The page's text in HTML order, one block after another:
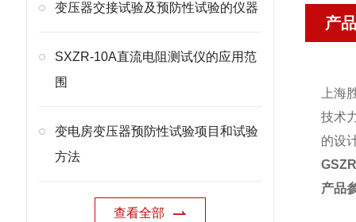
变压器交接试验及预防性试验的仪器
SXZR-10A直流电阻测试仪的应用范
围
变电房变压器预防性试验项目和试验
方法
查看全部
产
上海
技术
的设
产品